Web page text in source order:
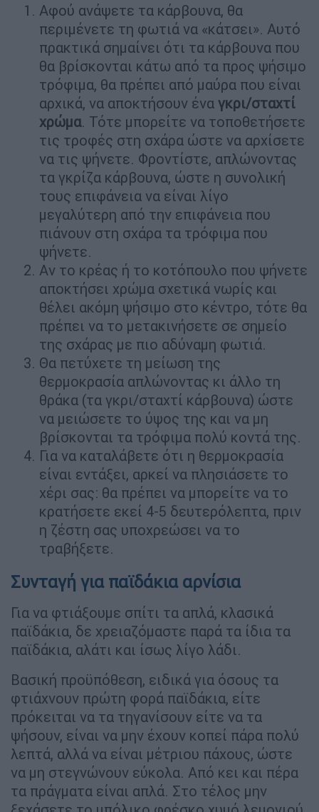
Αφού ανάψετε τα κάρβουνα, θα
περιμένετε τη φωτιά να «κάτσει». Αυτό
πρακτικά σημαίνει ότι τα κάρβουνα που
θα βρίσκονται κάτω από τα προς ψήσιμο
τρόφιμα, θα πρέπει από μαύρα που είναι
αρχικά, να αποκτήσουν ένα γκρι/σταχτί
χρώμα. Τότε μπορείτε να τοποθετήσετε
τις τροφές στη σχάρα ώστε να αρχίσετε
να τις ψήνετε. Φροντίστε, απλώνοντας
τα γκρίζα κάρβουνα, ώστε η συνολική
τους επιφάνεια να είναι λίγο
μεγαλύτερη από την επιφάνεια που
πιάνουν στη σχάρα τα τρόφιμα που
ψήνετε.
Αν το κρέας ή το κοτόπουλο που ψήνετε
αποκτήσει χρώμα σχετικά νωρίς και
θέλει ακόμη ψήσιμο στο κέντρο, τότε θα
πρέπει να το μετακινήσετε σε σημείο
της σχάρας με πιο αδύναμη φωτιά.
Θα πετύχετε τη μείωση της
θερμοκρασία απλώνοντας κι άλλο τη
θράκα (τα γκρι/σταχτί κάρβουνα) ώστε
να μειώσετε το ύψος της και να μη
βρίσκονται τα τρόφιμα πολύ κοντά της.
Για να καταλάβετε ότι η θερμοκρασία
είναι εντάξει, αρκεί να πλησιάσετε το
χέρι σας: θα πρέπει να μπορείτε να το
κρατήσετε εκεί 4-5 δευτερόλεπτα, πριν
η ζέστη σας υποχρεώσει να το
τραβήξετε.
Συνταγή για παϊδάκια αρνίσια
Για να φτιάξουμε σπίτι τα απλά, κλασικά
παϊδάκια, δε χρειαζόμαστε παρά τα ίδια τα
παϊδάκια, αλάτι και ίσως λίγο λάδι.
Βασική προϋπόθεση, ειδικά για όσους τα
φτιάχνουν πρώτη φορά παϊδάκια, είτε
πρόκειται να τα τηγανίσουν είτε να τα
ψήσουν, είναι να μην έχουν κοπεί πάρα πολύ
λεπτά, αλλά να είναι μέτριου πάχους, ώστε
να μη στεγνώνουν εύκολα. Από κει και πέρα
τα πράγματα είναι απλά. Στο τέλος μην